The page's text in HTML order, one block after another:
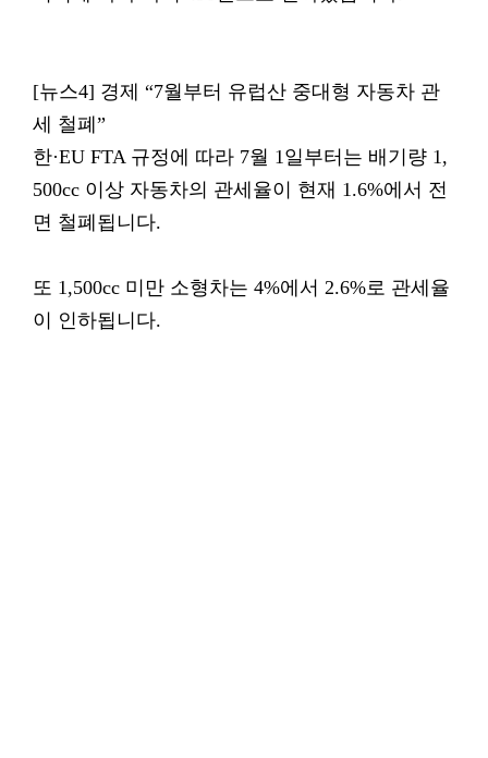
[뉴스4] 경제 “7월부터 유럽산 중대형 자동차 관
세 철폐”
한·EU FTA 규정에 따라 7월 1일부터는 배기량 1,
500cc 이상 자동차의 관세율이 현재 1.6%에서 전
면 철폐됩니다.
또 1,500cc 미만 소형차는 4%에서 2.6%로 관세율
이 인하됩니다.